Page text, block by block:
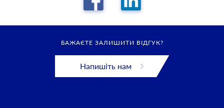
БАЖАЄТЕ ЗАЛИШИТИ ВІДГУК?
Напишіть нам